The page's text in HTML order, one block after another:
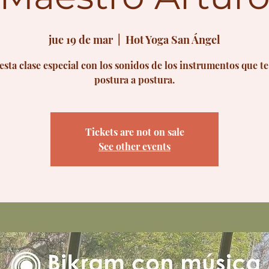
jue 19 de mar
  |
Hot Yoga San Ángel
clase especial con los sonidos de los instrumentos que
postura a postura.
Tickets are not on sale
See other events